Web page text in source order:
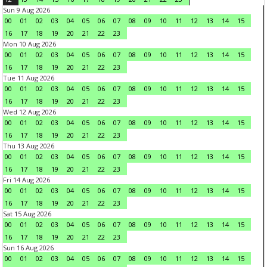
Sun 9 Aug 2026
00
01 02 03 04 05 06 07 08 09 10 11 12 13 14
15
16
17 18 19 20 21 22
23
Mon 10 Aug 2026
00
01 02 03 04 05 06 07 08 09 10 11 12 13 14
15
16
17 18 19 20 21 22
23
Tue 11 Aug 2026
00
01 02 03 04 05 06 07 08 09 10 11 12 13 14
15
16
17 18 19 20 21 22
23
Wed 12 Aug 2026
00
01 02 03 04 05 06 07 08 09 10 11 12 13 14
15
16
17 18 19 20 21 22
23
Thu 13 Aug 2026
00
01 02 03 04 05 06 07 08 09 10 11 12 13 14
15
16
17 18 19 20 21 22
23
Fri 14 Aug 2026
00
01 02 03 04 05 06 07 08 09 10 11 12 13 14
15
16
17 18 19 20 21 22
23
Sat 15 Aug 2026
00
01 02 03 04 05 06 07 08 09 10 11 12 13 14
15
16
17 18 19 20 21 22
23
Sun 16 Aug 2026
00
01 02 03 04 05 06 07 08 09 10 11 12 13 14
15